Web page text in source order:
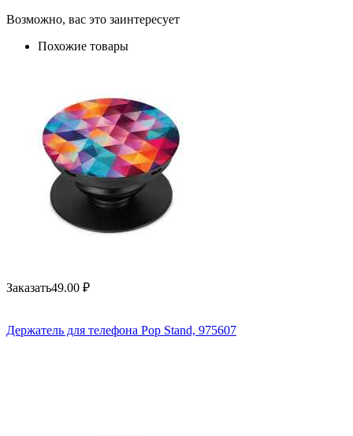
Возможно, вас это заинтересует
Похожие товары
Заказать49.00 ₽
Держатель для телефона Pop Stand, 975607